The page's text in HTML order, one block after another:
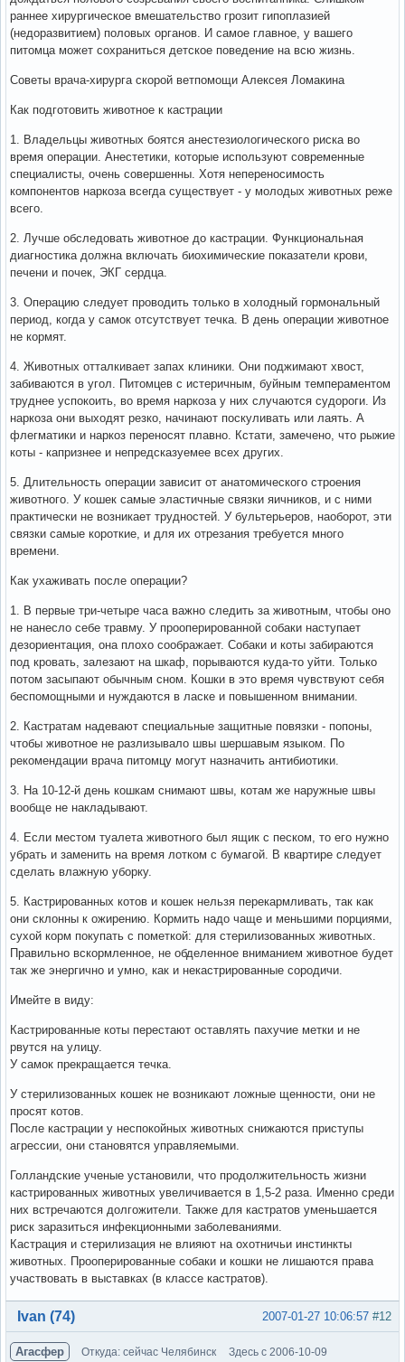
раннее хирургическое вмешательство грозит гипоплазией
(недоразвитием) половых органов. И самое главное, у вашего
питомца может сохраниться детское поведение на всю жизнь.
Советы врача-хирурга скорой ветпомощи Алексея Ломакина
Как подготовить животное к кастрации
1. Владельцы животных боятся анестезиологического риска во
время операции. Анестетики, которые используют современные
специалисты, очень совершенны. Хотя непереносимость
компонентов наркоза всегда существует - у молодых животных реже
всего.
2. Лучше обследовать животное до кастрации. Функциональная
диагностика должна включать биохимические показатели крови,
печени и почек, ЭКГ сердца.
3. Операцию следует проводить только в холодный гормональный
период, когда у самок отсутствует течка. В день операции животное
не кормят.
4. Животных отталкивает запах клиники. Они поджимают хвост,
забиваются в угол. Питомцев с истеричным, буйным темпераментом
труднее успокоить, во время наркоза у них случаются судороги. Из
наркоза они выходят резко, начинают поскуливать или лаять. А
флегматики и наркоз переносят плавно. Кстати, замечено, что рыжие
коты - капризнее и непредсказуемее всех других.
5. Длительность операции зависит от анатомического строения
животного. У кошек самые эластичные связки яичников, и с ними
практически не возникает трудностей. У бультерьеров, наоборот, эти
связки самые короткие, и для их отрезания требуется много
времени.
Как ухаживать после операции?
1. В первые три-четыре часа важно следить за животным, чтобы оно
не нанесло себе травму. У прооперированной собаки наступает
дезориентация, она плохо соображает. Собаки и коты забираются
под кровать, залезают на шкаф, порываются куда-то уйти. Только
потом засыпают обычным сном. Кошки в это время чувствуют себя
беспомощными и нуждаются в ласке и повышенном внимании.
2. Кастратам надевают специальные защитные повязки - попоны,
чтобы животное не разлизывало швы шершавым языком. По
рекомендации врача питомцу могут назначить антибиотики.
3. На 10-12-й день кошкам снимают швы, котам же наружные швы
вообще не накладывают.
4. Если местом туалета животного был ящик с песком, то его нужно
убрать и заменить на время лотком с бумагой. В квартире следует
сделать влажную уборку.
5. Кастрированных котов и кошек нельзя перекармливать, так как
они склонны к ожирению. Кормить надо чаще и меньшими порциями,
сухой корм покупать с пометкой: для стерилизованных животных.
Правильно вскормленное, не обделенное вниманием животное будет
так же энергично и умно, как и некастрированные сородичи.
Имейте в виду:
Кастрированные коты перестают оставлять пахучие метки и не
рвутся на улицу.
У самок прекращается течка.
У стерилизованных кошек не возникают ложные щенности, они не
просят котов.
После кастрации у неспокойных животных снижаются приступы
агрессии, они становятся управляемыми.
Голландские ученые установили, что продолжительность жизни
кастрированных животных увеличивается в 1,5-2 раза. Именно среди
них встречаются долгожители. Также для кастратов уменьшается
риск заразиться инфекционными заболеваниями.
Кастрация и стерилизация не влияют на охотничьи инстинкты
животных. Прооперированные собаки и кошки не лишаются права
участвовать в выставках (в классе кастратов).
Вне форума #12
2007-01-27 10:06:57
Ivan (74)
Агасфер Откуда: сейчас Челябинск
Здесь с 2006-10-09